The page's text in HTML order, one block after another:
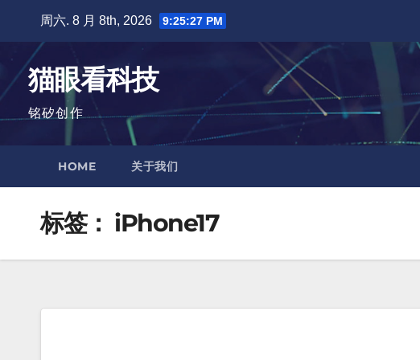
容
周六. 8 月 8th, 2026 9:25:28 PM
猫眼看科技
铭矽创作
HOME 关于我们
标签： iPhone17